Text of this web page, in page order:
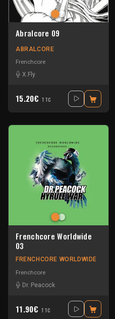
Abralcore 09
ABRALCORE
Frenchcore
X.Fly
15.20€ TTC
Frenchcore Worldwide
03
FRENCHCORE WORLDWIDE
Frenchcore
Dr. Peacock
11.90€ TTC